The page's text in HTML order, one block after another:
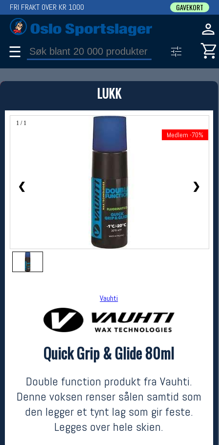
LUKK
1 / 1
❮ ❯
Medlem -70%
Vauhti
Quick Grip & Glide 80ml
Double function produkt fra Vauhti.
Denne voksen renser sålen samtid som
den legger et tynt lag som gir feste.
Legges over hele skien.
FRI FRAKT OVER KR 1000 GAVEKORT
☰
PRODUKT
Produkter (1)
Bruk filter til å spisse søket
Vauhti
Quick Grip & Glide 80ml
199,- MEDLEM:59,-